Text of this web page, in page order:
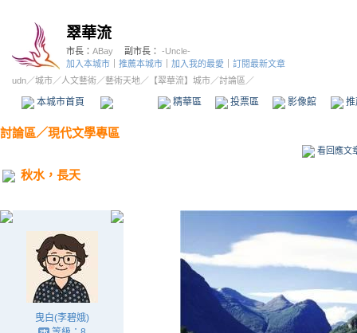
翠華流
市長： ABay 副市長： -Uncle-
加入本城市
推薦本城市 加入我的最愛
訂閱最新文章
udn／城市／人文藝術／藝術天地／ 【翠華流】城市／討論區／
本城市首頁 精華區 投票區 影像館
討論區／現代文學專區
看回應文
秋水，長天
曳白(李碧娥)